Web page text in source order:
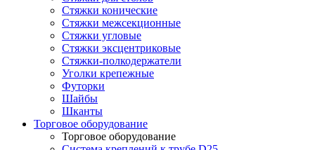
Стяжки конические
Стяжки межсекционные
Стяжки угловые
Стяжки эксцентриковые
Стяжки-полкодержатели
Уголки крепежные
Футорки
Шайбы
Шканты
Торговое оборудование
Торговое оборудование